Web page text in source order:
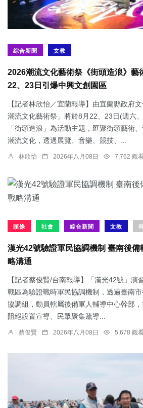
綜合新聞 文教
2026潮流文化藝術祭《街頭造浪》藝
22、23日引爆中興文創園區
【記者林欣怡／宜蘭報導】由宜蘭縣政府
潮流文化藝術祭」將於8月22、23日(週六
「街頭造浪」為活動主題，匯聚街頭藝術
潮流文化，透過展覽、音樂、競技、...
林欣怡 2026年八月08日 7,762 觀
頭條 社會 綜合新聞 文教
漢光42號驗證軍民協調機制 臺南後
略溝通
【記者蔡俊賢/台南報導】「漢光42號」演
戰區為驗證戰時軍民協調機制，透過臺南
協調組，動員轄屬後備軍人輔導中心幹部
阻絕設置宣導、民眾聚集疏導...
蔡俊賢 2026年八月08日 5,678 觀